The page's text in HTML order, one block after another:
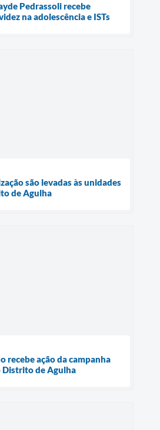
Pedrassoli recebe
na adolescência e ISTs
são levadas às unidades
de Agulha
recebe ação da campanha
Distrito de Agulha